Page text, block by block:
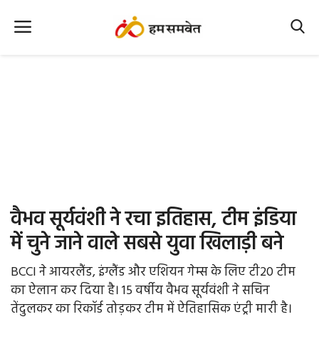
Office Office
Farm & Food
वैभव सूर्यवंशी ने रचा इतिहास, टीम इंडिया
में चुने जाने वाले सबसे युवा खिलाड़ी बने
BCCI ने आयरलैंड, इंग्लैंड और एशियन गेम्स के लिए टी20 टीम
का ऐलान कर दिया है। 15 वर्षीय वैभव सूर्यवंशी ने सचिन
तेंदुलकर का रिकॉर्ड तोड़कर टीम में ऐतिहासिक एंट्री मारी है।